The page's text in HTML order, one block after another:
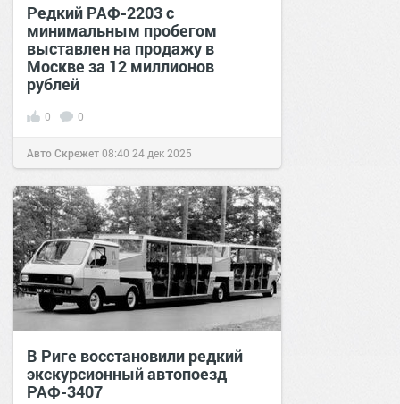
Редкий РАФ-2203 с
минимальным пробегом
выставлен на продажу в
Москве за 12 миллионов
рублей
0 0
Авто Скрежет08:40 24 дек 2025
В Риге восстановили редкий
экскурсионный автопоезд
РАФ-3407